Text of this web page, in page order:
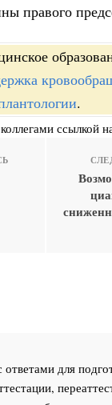
правого
.
ссылкой
для